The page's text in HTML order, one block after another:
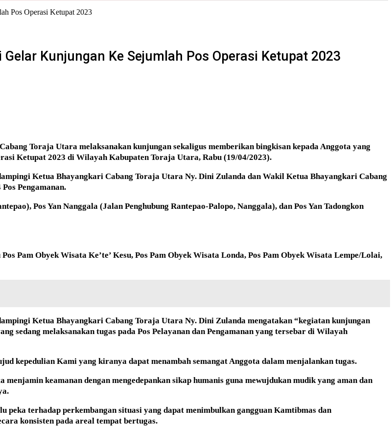
Pos Operasi Ketupat 2023
Kunjungan Ke Sejumlah Pos Operasi Ketupat 2023
Toraja Utara melaksanakan kunjungan sekaligus memberikan bingkisan kepada Anggota yang
Ketupat 2023 di Wilayah Kabupaten Toraja Utara, Rabu (19/04/2023).
Ketua Bhayangkari Cabang Toraja Utara Ny. Dini Zulanda dan Wakil Ketua Bhayangkari Cabang
Pengamanan.
Pos Yan Nanggala (Jalan Penghubung Rantepao-Palopo, Nanggala), dan Pos Yan Tadongkon
Pam Obyek Wisata Ke’te’ Kesu, Pos Pam Obyek Wisata Londa, Pos Pam Obyek Wisata Lempe/Lolai,
Ketua Bhayangkari Cabang Toraja Utara Ny. Dini Zulanda mengatakan “kegiatan kunjungan
sedang melaksanakan tugas pada Pos Pelayanan dan Pengamanan yang tersebar di Wilayah
kepedulian Kami yang kiranya dapat menambah semangat Anggota dalam menjalankan tugas.
keamanan dengan mengedepankan sikap humanis guna mewujdukan mudik yang aman dan
peka terhadap perkembangan situasi yang dapat menimbulkan gangguan Kamtibmas dan
konsisten pada areal tempat bertugas.